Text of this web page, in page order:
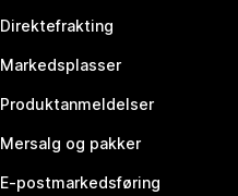
Direktefrakting
Markedsplasser
Produktanmeldelser
Mersalg og pakker
E-postmarkedsføring